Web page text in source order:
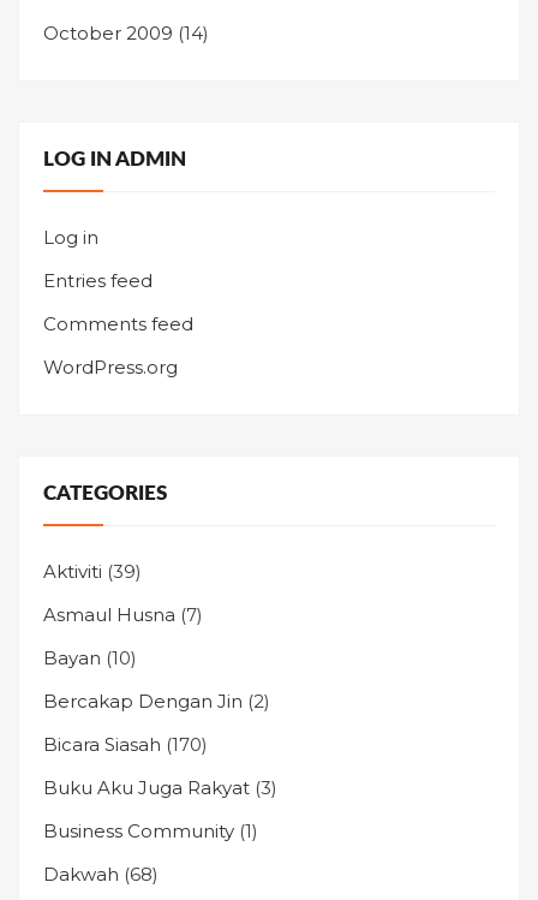
October 2009 (14)
LOG IN ADMIN
Log in
Entries feed
Comments feed
WordPress.org
CATEGORIES
Aktiviti (39)
Asmaul Husna (7)
Bayan (10)
Bercakap Dengan Jin (2)
Bicara Siasah (170)
Buku Aku Juga Rakyat (3)
Business Community (1)
Dakwah (68)